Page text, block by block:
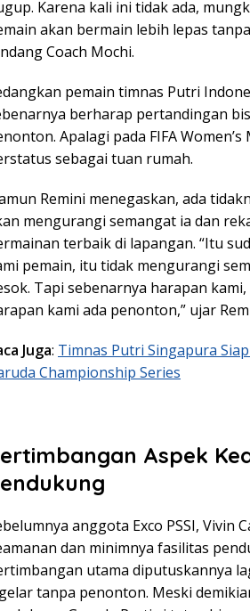
Karena kali ini tidak ada,
akan bermain lebih lepas
Coach Mochi.
pemain timnas Putri
berharap pertandingan
Apalagi pada FIFA
sebagai tuan rumah.
Remini menegaskan, ada
mengurangi semangat ia dan
terbaik di lapangan. “Itu
pemain, itu tidak mengurangi
Tapi sebenarnya harapan
kami ada penonton,” ujar
Juga: Timnas Putri Singapura
Championship Series
Aspek
anggota Exco PSSI, Vivin
dan minimnya fasilitas
utama diputuskannya
tanpa penonton. Meski